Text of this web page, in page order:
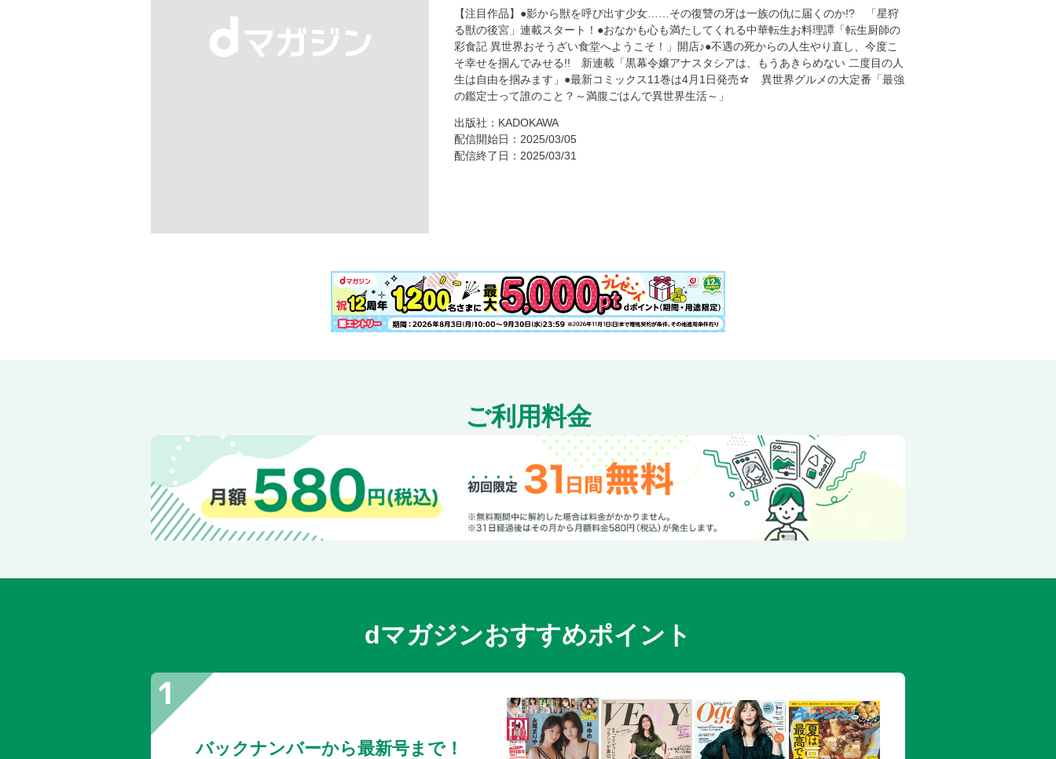
黒幕令嬢アナスタシアは、もうあきらめない 二度目の人生は自由を掴みます
転生厨師の彩食記 異世界おそうざい食堂へようこそ！
宮中は噂のたえない職場にて
かくりよの宿飯 あやかしお宿に嫁入りします。
アン・シャーリー
死に戻り公女は繰り返す世界を終わらせたい
呪われた仮面公爵に嫁いだ薄幸令嬢の掴んだ幸せ
君が唄う薬恋歌
図書館の天才少女 〜本好きの新人官吏は膨大な知識で国を救います!〜
鳥籠のかぐや姫
歴史に残る悪女になるぞ 悪役令嬢になるほど王子の溺愛は加速するようです！
骸骨王と身代わりの王女 ルーナと臆病な王様
推定悪役令嬢は国一番のブサイクに嫁がされるようです
加護なし令嬢の小さな村 〜さあ、領地運営を始めましょう！〜
地味で目立たない私は、今日で終わりにします。
富嶽百景グラフィアトル
最強の鑑定士って誰のこと？ 〜満腹ごはんで異世界生活〜
家を追い出されましたが、元気に暮らしています 〜チートな魔法と前世知識で快適便
利なセカンドライフ！〜
【注目作品】●影から獣を呼び出す少女……その復讐の牙は一族の仇に届くのか!? 「星狩
る獣の後宮」連載スタート！●おなかも心も満たしてくれる中華転生お料理譚「転生厨師の
彩食記 異世界おそうざい食堂へようこそ！」開店♪●不遇の死からの人生やり直し、今度こ
そ幸せを掴んでみせる!! 新連載「黒幕令嬢アナスタシアは、もうあきらめない 二度目の人
生は自由を掴みます」●最新コミックス11巻は4月1日発売☆ 異世界グルメの大定番「最強
の鑑定士って誰のこと？～満腹ごはんで異世界生活～」
出版社：KADOKAWA
配信開始日：2025/03/05
配信終了日：2025/03/31
ご利用料金
dマガジンおすすめポイント
バックナンバーから最新号まで！